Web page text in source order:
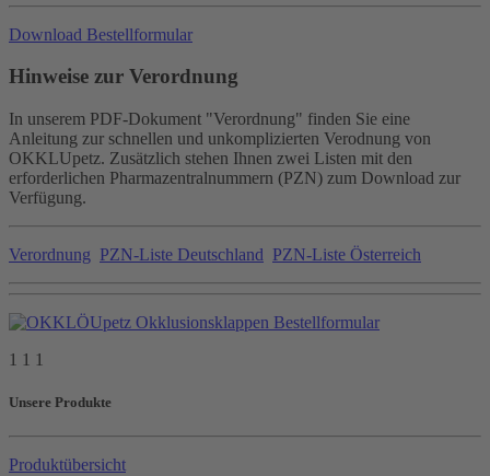
Download Bestellformular
Hinweise zur Verordnung
In unserem PDF-Dokument "Verordnung" finden Sie eine
Anleitung zur schnellen und unkomplizierten Verodnung von
OKKLUpetz. Zusätzlich stehen Ihnen zwei Listen mit den
erforderlichen Pharmazentralnummern (PZN) zum Download zur
Verfügung.
Verordnung PZN-Liste Deutschland PZN-Liste Österreich
1 1 1
Unsere Produkte
Produktübersicht